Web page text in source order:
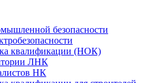
безопасности
квалификации (НОК)
ЛНК
НК